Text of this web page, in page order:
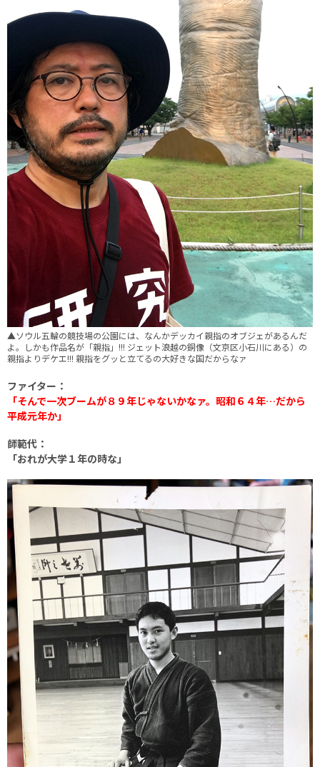
▲ソウル五輪の競技場の公園には、なんかデッカイ親指のオブジェがあるんだ
よ。しかも作品名が「親指」!!! ジェット浪越の銅像（文京区小石川にある）の
親指よりデケエ!!! 親指をグッと立てるの大好きな国だからなァ
ファイター：
「そんで一次ブームが８９年じゃないかなァ。昭和６４年…だから
平成元年か」
師範代：
「おれが大学１年の時な」